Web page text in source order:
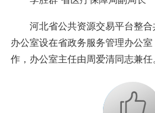
河北省公共资源交易平台整合
办公室设在省政务服务管理办公
作，办公室主任由周爱清同志兼任
+1